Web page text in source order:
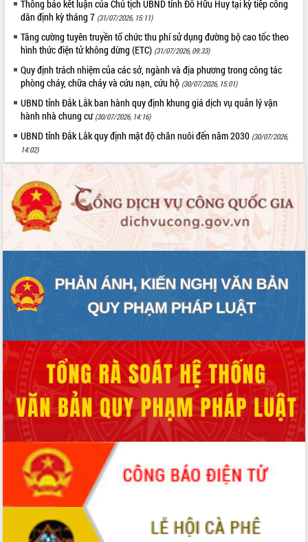
Thông báo kết luận của Chủ tịch UBND tỉnh Đỗ Hữu Huy tại kỳ tiếp công
dân định kỳ tháng 7 (31/07/2026, 15:11)
Tăng cường tuyên truyền tổ chức thu phí sử dụng đường bộ cao tốc theo
hình thức điện tử không dừng (ETC) (31/07/2026, 09:33)
Quy định trách nhiệm của các sở, ngành và địa phương trong công tác
phòng cháy, chữa cháy và cứu nạn, cứu hộ (30/07/2026, 15:01)
UBND tỉnh Đắk Lắk ban hành quy định khung giá dịch vụ quản lý vận
hành nhà chung cư (30/07/2026, 14:16)
UBND tỉnh Đắk Lắk quy định mật độ chăn nuôi đến năm 2030 (30/07/2026,
14:02)